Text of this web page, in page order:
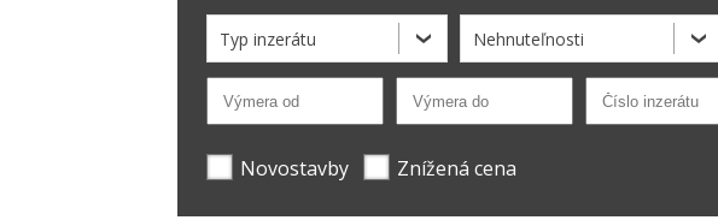
Typ inzerátu Nehnuteľnosti
Novostavby Znížená cena